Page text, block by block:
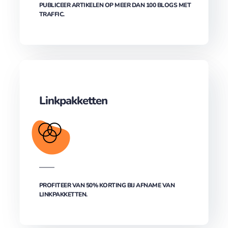
PUBLICEER ARTIKELEN OP MEER DAN 100 BLOGS MET
TRAFFIC.
Linkpakketten
PROFITEER VAN 50% KORTING BIJ AFNAME VAN
LINKPAKKETTEN.